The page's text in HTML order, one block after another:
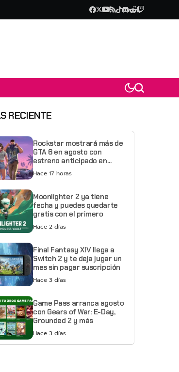
RECIENTE
Rockstar mostrará más de
GTA 6 en agosto con
estreno anticipado en
Netflix
Hace 17 horas
Moonlighter 2 ya tiene
fecha y puedes quedarte
gratis con el primero
Hace 2 días
Final Fantasy XIV llega a
Switch 2 y te deja jugar un
mes sin pagar suscripción
Hace 3 días
Game Pass arranca agosto
con Gears of War: E-Day,
Grounded 2 y más
Hace 3 días